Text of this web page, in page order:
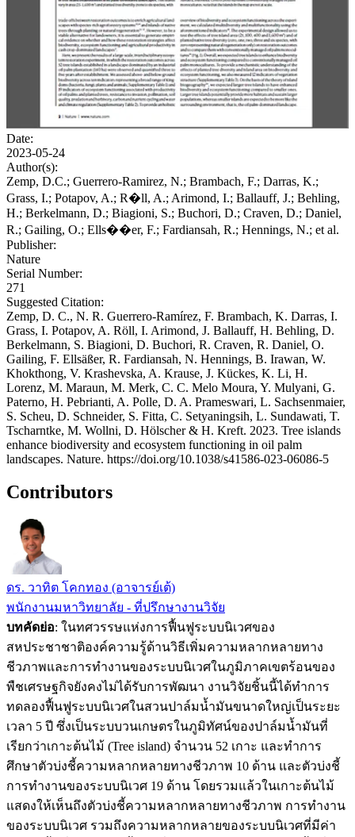
Date:
2023-05-24
Author(s):
Zemp, D.C.; Guerrero-Ramirez, N.; Brambach, F.; Darras, K.;
Grass, I.; Potapov, A.; R�ll, A.; Arimond, I.; Ballauff, J.; Behling,
H.; Berkelmann, D.; Biagioni, S.; Buchori, D.; Craven, D.; Daniel,
R.; Gailing, O.; Ells��er, F.; Fardiansah, R.; Hennings, N.; et al.
Publisher:
Nature
Serial Number:
271
Suggested Citation:
Zemp, D. C., N. R. Guerrero-Ramírez, F. Brambach, K. Darras, I.
Grass, I. Potapov, A. Röll, I. Arimond, J. Ballauff, H. Behling, D.
Berkelmann, S. Biagioni, D. Buchori, R. Craven, R. Daniel, O.
Gailing, F. Ellsäßer, R. Fardiansah, N. Hennings, B. Irawan, W.
Khokthong, V. Krashevska, A. Krause, J. Kückes, K. Li, H.
Lorenz, M. Maraun, M. Merk, C. C. Melo Moura, Y. Mulyani, G.
Paterno, H. Pebrianti, A. Polle, D. A. Prameswari, L. Sachsenmaier,
S. Scheu, D. Schneider, S. Fitta, C. Setyaningsih, L. Sundawati, T.
Tscharntke, M. Wollni, D. Hölscher & H. Kreft. 2023. Tree islands
enhance biodiversity and ecosystem functioning in oil palm
landscapes. Nature. https://doi.org/10.1038/s41586-023-06086-5
Contributors
ดร. วาทิต โคกทอง (อาจารย์เต้)
พนักงานมหาวิทยาลัย - ที่ปรึกษางานวิจัย
บทคัดย่อ: ในทศวรรษแห่งการฟื้นฟูระบบนิเวศของ
สหประชาชาติองค์ความรู้ด้านวิธีเพิ่มความหลากหลายทาง
ชีวภาพและการทำงานของระบบนิเวศในภูมิภาคเขตร้อนของ
พืชเศรษฐกิจยังคงไม่ได้รับการพัฒนา งานวิจัยชิ้นนี้ได้ทำการ
ทดลองฟื้นฟูระบบนิเวศในสวนปาล์มน้ำมันขนาดใหญ่เป็นระยะ
เวลา 5 ปี ซึ่งเป็นระบบวนเกษตรในภูมิทัศน์ของปาล์มน้ำมันที่
เรียกว่าเกาะต้นไม้ (Tree island) จำนวน 52 เกาะ และทำการ
ศึกษาตัวบ่งชี้ความหลากหลายทางชีวภาพ 10 ด้าน และตัวบ่งชี้
การทำงานของระบบนิเวศ 19 ด้าน โดยรวมแล้วในเกาะต้นไม้
แสดงให้เห็นถึงตัวบ่งชี้ความหลากหลายทางชีวภาพ การทำงาน
ของระบบนิเวศ รวมถึงความหลากหลายของระบบนิเวศที่มีค่า